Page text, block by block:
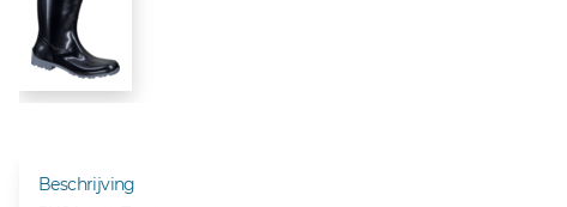
Beschrijving